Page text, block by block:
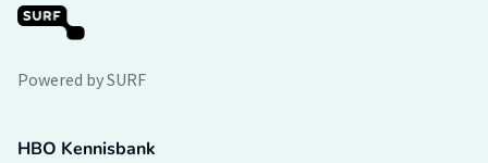
Powered by SURF
HBO Kennisbank